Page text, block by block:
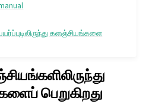
களஞ்சியங்களை
பெறுகிறது